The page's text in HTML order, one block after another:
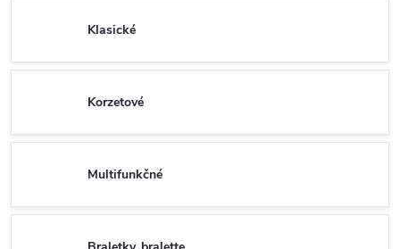
Klasické
Korzetové
Multifunkčné